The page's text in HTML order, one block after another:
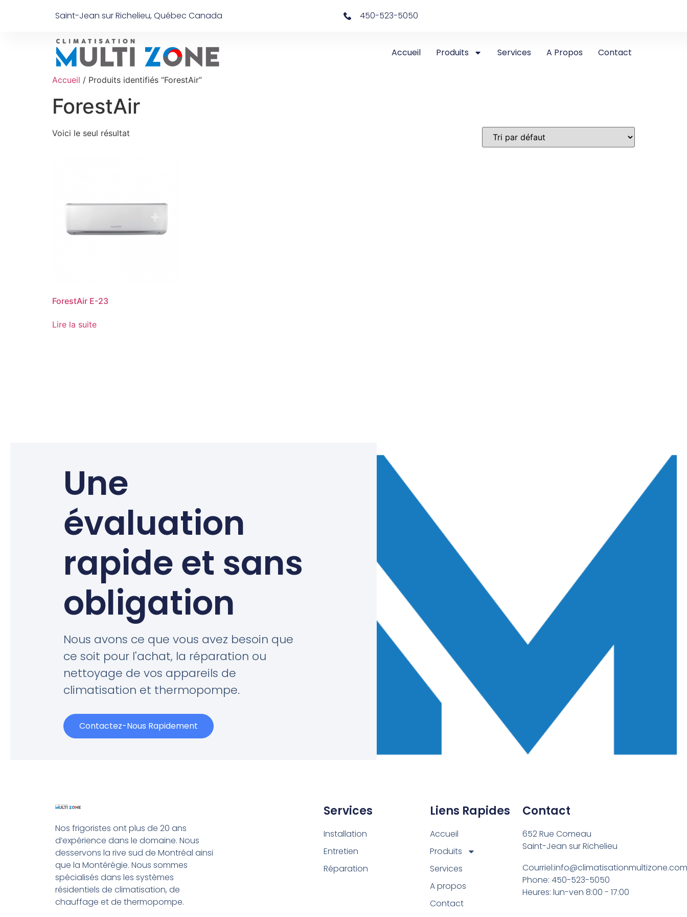
Saint-Jean sur Richelieu, Québec Canada 450-523-5050
Accueil Produits Services A Propos Contact
Accueil / Produits identifiés “ForestAir”
ForestAir
Voici le seul résultat
ForestAir E-23
Lire la suite
Une
évaluation
rapide et sans
obligation
Nous avons ce que vous avez besoin que
ce soit pour l'achat, la réparation ou
nettoyage de vos appareils de
climatisation et thermopompe.
Contactez-Nous Rapidement
Nos frigoristes ont plus de 20 ans
d’expérience dans le domaine. Nous
desservons la rive sud de Montréal ainsi
que la Montérégie. Nous sommes
spécialisés dans les systèmes
résidentiels de climatisation, de
chauffage et de thermopompe.
Services
Installation
Entretien
Réparation
Liens Rapides
Accueil
Produits
Services
A propos
Contact
Contact
652 Rue Comeau
Saint-Jean sur Richelieu
Courriel:info@climatisationmultizone.com
Phone: 450-523-5050
Heures: lun-ven 8:00 - 17:00